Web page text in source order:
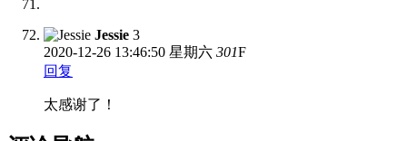
Jessie 3
2020-12-26 13:46:50 星期六 301F
回复
太感谢了！